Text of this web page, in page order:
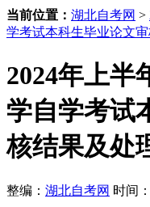
当前位置： 湖北自考网 >
学考试本科生毕业论文
2024年上半
学自学考试
核结果及处
整编： 湖北自考网 时间